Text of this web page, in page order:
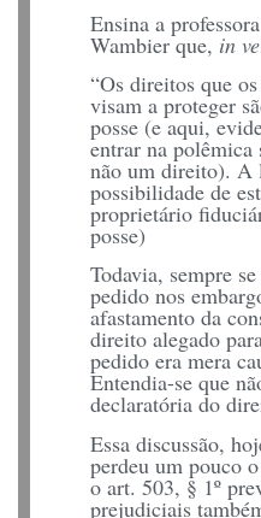
Ensina a
Wambier que, in
“Os direitos que
visam a proteger
posse (e aqui,
entrar na polêmica
não um direito). A
possibilidade de
proprietário
posse)
Todavia, sempre
pedido nos
afastamento da
direito alegado
pedido era mera
Entendia-se que
declaratória do
Essa discussão,
perdeu um pouco
o art. 503, § 1º
prejudiciais